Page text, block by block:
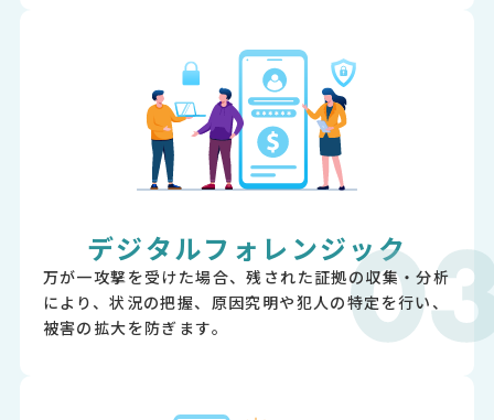
デジタルフォレンジック
万が一攻撃を受けた場合、残された証拠の収集・分析
により、状況の把握、原因究明や犯人の特定を行い、
被害の拡大を防ぎます。